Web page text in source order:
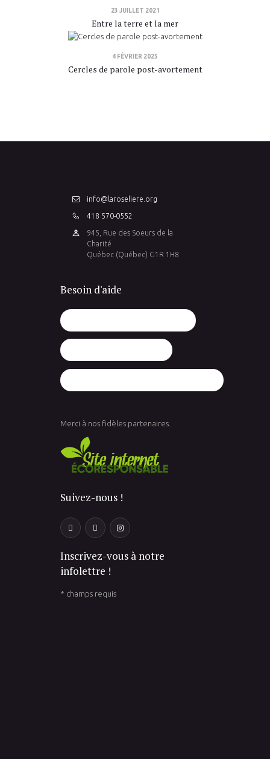
23 JUILLET 2021
Entre la terre et la mer
4 FÉVRIER 2025
Cercles de parole post-avortement
info@laroseliere.org
418 570-0552
945, Rue des Soeurs de la
Charité
Québec (Québec) G1R 1H8
Besoin d'aide
Merci à nos fidèles partenaires.
Suivez-nous !
Inscrivez-vous à notre
infolettre !
* champs requis